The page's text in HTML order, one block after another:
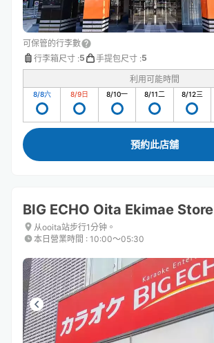
可保管的行李數
行李箱尺寸 :5 手提包尺寸 :5
利用可能時間
8/8六 8/9日 8/10一 8/11二 8/12三
預約此店舖
BIG ECHO Oita Ekimae Store
从ooita站步行1分钟。
本日營業時間 : 10:00〜05:30